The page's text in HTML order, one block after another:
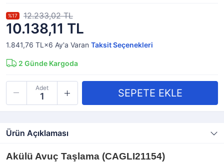
10.138,11 TL
%17 12.233,02 TL
1.841,76 TL×6 Ay'a Varan Taksit Seçenekleri
2 Günde Kargoda
Adet
Ürün Açıklaması
Akülü Avuç Taşlama (CAGLI21154)